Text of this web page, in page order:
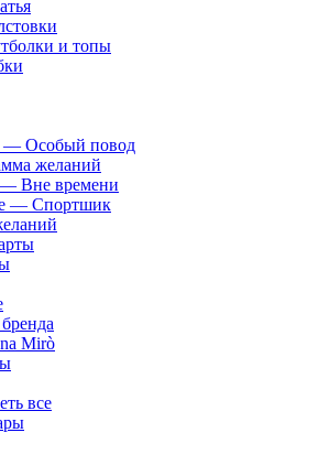
и топы
— Особый повод
желаний
— Вне времени
— Спортшик
Mirò
все